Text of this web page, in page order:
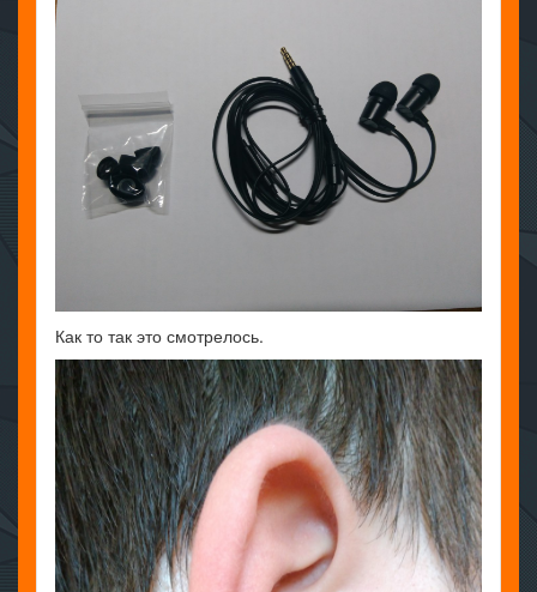
Как то так это смотрелось.